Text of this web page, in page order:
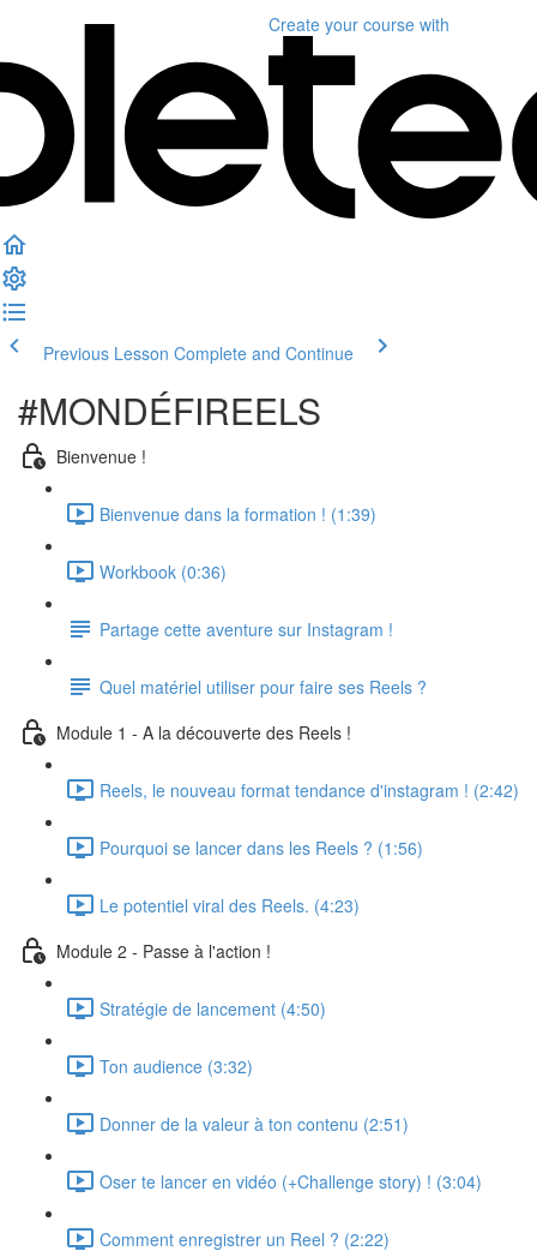
Create your course with
Previous Lesson Complete and Continue
#MONDÉFIREELS
Bienvenue !
Bienvenue dans la formation ! (1:39)
Workbook (0:36)
Partage cette aventure sur Instagram !
Quel matériel utiliser pour faire ses Reels ?
Module 1 - A la découverte des Reels !
Reels, le nouveau format tendance d'instagram ! (2:42)
Pourquoi se lancer dans les Reels ? (1:56)
Le potentiel viral des Reels. (4:23)
Module 2 - Passe à l'action !
Stratégie de lancement (4:50)
Ton audience (3:32)
Donner de la valeur à ton contenu (2:51)
Oser te lancer en vidéo (+Challenge story) ! (3:04)
Comment enregistrer un Reel ? (2:22)